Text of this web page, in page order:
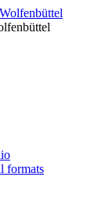
formats